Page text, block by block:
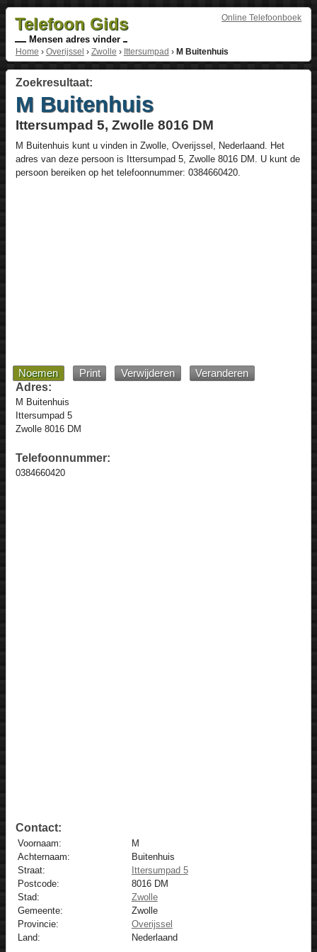
Online Telefoonboek
Telefoon Gids
Mensen adres vinder
Home › Overijssel › Zwolle › Ittersumpad › M Buitenhuis
Zoekresultaat:
M Buitenhuis
Ittersumpad 5, Zwolle 8016 DM
M Buitenhuis kunt u vinden in Zwolle, Overijssel Nederlaand. Het
adres van deze persoon is Ittersumpad 5, Zwolle 8016 DM . U kunt de
persoon bereiken op het telefoonnummer: 0384660420.
Noemen Print Verwijderen
Veranderen
Adres:
M Buitenhuis
Ittersumpad 5
Zwolle 8016 DM
Telefoonnummer:
0384660420
Contact:
Voornaam:
M
Achternaam:
Buitenhuis
Straat:
Ittersumpad 5
Postcode:
8016 DM
Stad:
Zwolle
Gemeente:
Zwolle
Provincie:
Overijssel
Land:
Nederlaand